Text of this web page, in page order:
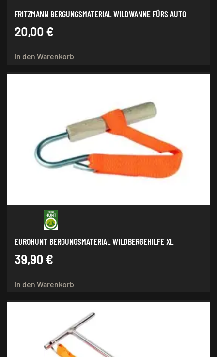
FRITZMANN BERGUNGSMATERIAL WILDWANNE FÜRS AUTO
20,00 €
In den Warenkorb
EUROHUNT BERGUNGSMATERIAL WILDBERGEHILFE XL
39,90 €
In den Warenkorb